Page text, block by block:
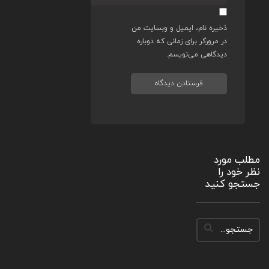
ذخیره نام، ایمیل و وبسایت من
در مرورگر برای زمانی که دوباره
دیدگاهی می‌نویسم.
مطلب مورد
نظر خود را
جستجو کنید